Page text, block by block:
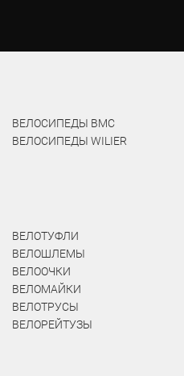
ВЕЛОСИПЕДЫ BMC
ВЕЛОСИПЕДЫ WILIER
ВЕЛОТУФЛИ
ВЕЛОШЛЕМЫ
ВЕЛООЧКИ
ВЕЛОМАЙКИ
ВЕЛОТРУСЫ
ВЕЛОРЕЙТУЗЫ